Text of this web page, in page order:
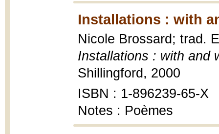
Installations : with
Nicole Brossard; trad.
Installations : with and
Shillingford, 2000
ISBN : 1-896239-65-X
Notes : Poèmes